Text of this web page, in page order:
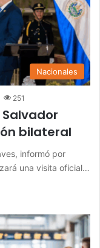
Nacionales
251
bilateral
informó por
una visita oficial…